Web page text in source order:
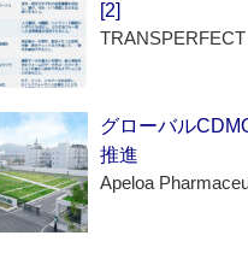
[2]
グローバル
推進
Apeloa